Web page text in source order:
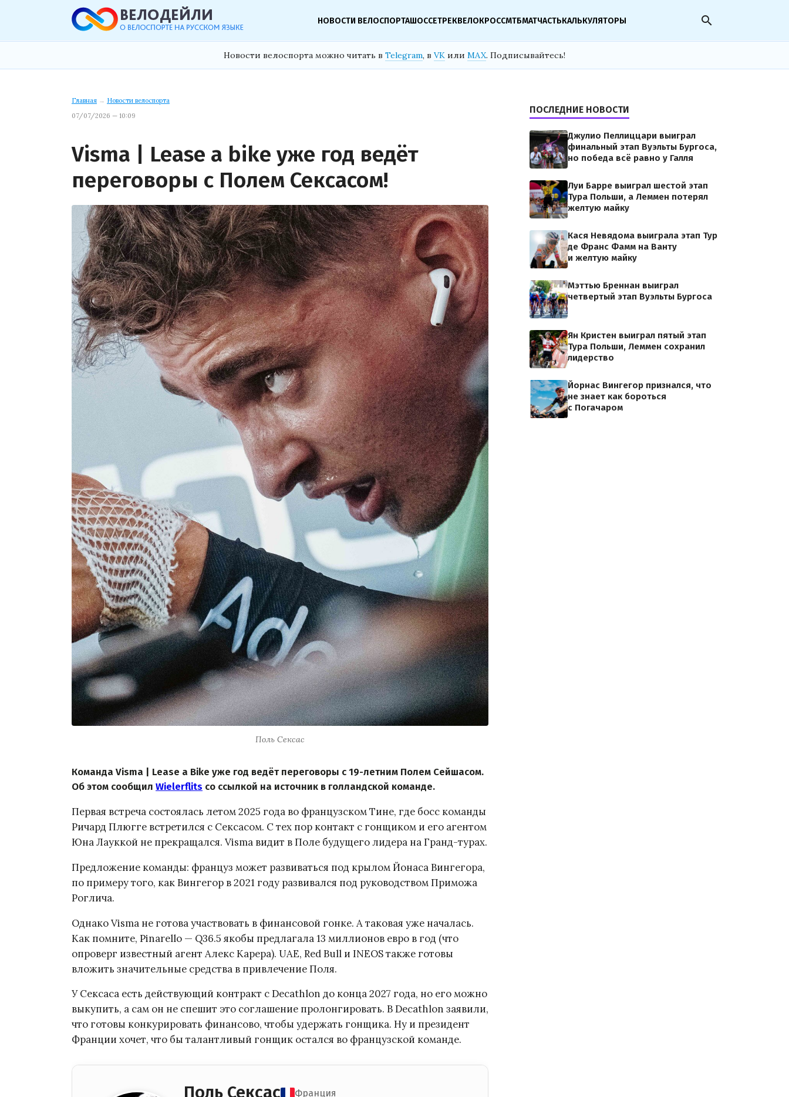
НОВОСТИ ВЕЛОСПОРТАШОССЕТРЕКВЕЛОКРОССМТБМАТЧАСТЬКАЛЬКУЛЯТОРЫ search
Новости велоспорта можно читать в Telegram, в VK или MAX. Подписывайтесь!
Главная → Новости велоспорта
07/07/2026 — 10:09
Visma | Lease a bike уже год ведёт
переговоры с Полем Сексасом!
Поль Сексас
Команда Visma | Lease a Bike уже год ведёт переговоры с 19-летним Полем Сейшасом.
Об этом сообщил Wielerflits со ссылкой на источник в голландской команде.
Первая встреча состоялась летом 2025 года во французском Тине, где босс команды
Ричард Плюгге встретился с Сексасом. С тех пор контакт с гонщиком и его агентом
Юна Лауккой не прекращался. Visma видит в Поле будущего лидера на Гранд-турах.
Предложение команды: француз может развиваться под крылом Йонаса Вингегора,
по примеру того, как Вингегор в 2021 году развивался под руководством Приможа
Роглича.
Однако Visma не готова участвовать в финансовой гонке. А таковая уже началась.
Как помните, Pinarello — Q36.5 якобы предлагала 13 миллионов евро в год (что
опроверг известный агент Алекс Карера). UAE, Red Bull и INEOS также готовы
вложить значительные средства в привлечение Поля.
У Сексаса есть действующий контракт с Decathlon до конца 2027 года, но его можно
выкупить, а сам он не спешит это соглашение пролонгировать. В Decathlon заявили,
что готовы конкурировать финансово, чтобы удержать гонщика. Ну и президент
Франции хочет, что бы талантливый гонщик остался во французской команде.
Поль Сексас Франция
ПОСЛЕДНИЕ НОВОСТИ
Джулио Пеллиццари выиграл
финальный этап Вуэльты Бургоса,
но победа всё равно у Галля
Луи Барре выиграл шестой этап
Тура Польши, а Леммен потерял
желтую майку
Кася Невядома выиграла этап Тур
де Франс Фамм на Ванту
и желтую майку
Мэттью Бреннан выиграл
четвертый этап Вуэльты Бургоса
Ян Кристен выиграл пятый этап
Тура Польши, Леммен сохранил
лидерство
Йорнас Вингегор признался, что
не знает как бороться
с Погачаром